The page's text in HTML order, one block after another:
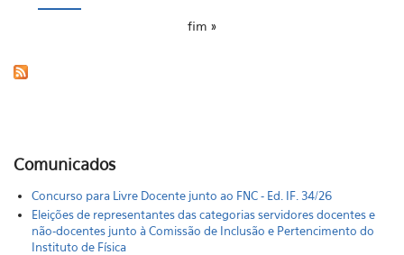
fim »
Comunicados
Concurso para Livre Docente junto ao FNC - Ed. IF. 34/26
Eleições de representantes das categorias servidores docentes e
não-docentes junto à Comissão de Inclusão e Pertencimento do
Instituto de Física